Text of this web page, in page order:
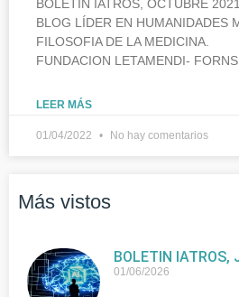
BOLETIN IATROS, OCTUBRE 2021.
BLOG LÍDER EN HUMANIDADES
FILOSOFIA DE LA MEDICINA.
FUNDACION LETAMENDI- FORNS
LEER MÁS
01/04/2022 No hay comentarios
Más vistos
BOLETIN IATROS,
01/06/2026